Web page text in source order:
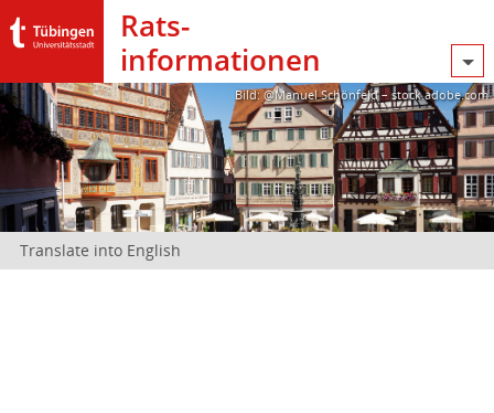
Rats­
informationen
Bild: @Manuel Schönfeld – stock.adobe.com
Translate into English